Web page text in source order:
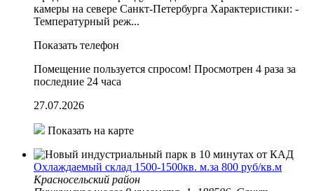
камеры на севере Санкт-Петербурга Характеристики: -
Температурный реж...
Показать телефон
Помещение пользуется спросом! Просмотрен 4 раза за
последние 24 часа
27.07.2026
Показать на карте
Охлаждаемый склад 1500-1500кв. м.за 800 руб/кв.м
Красносельский район